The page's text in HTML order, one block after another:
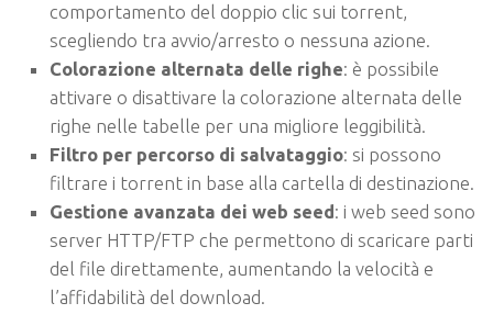
comportamento del doppio clic sui torrent,
scegliendo tra avvio/arresto o nessuna azione.
Colorazione alternata delle righe: è possibile
attivare o disattivare la colorazione alternata delle
righe nelle tabelle per una migliore leggibilità.
Filtro per percorso di salvataggio: si possono
filtrare i torrent in base alla cartella di destinazione.
Gestione avanzata dei web seed: i web seed sono
server HTTP/FTP che permettono di scaricare parti
del file direttamente, aumentando la velocità e
l’affidabilità del download.